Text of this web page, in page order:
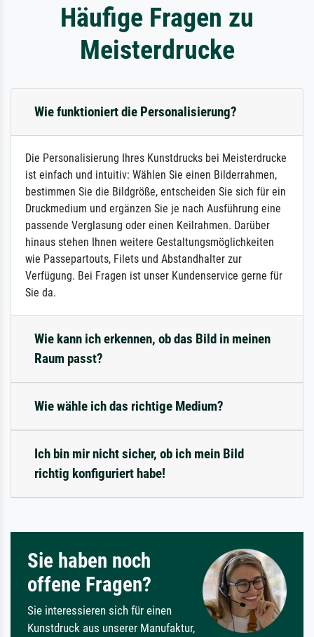
Häufige Fragen zu
Meisterdrucke
Wie funktioniert die Personalisierung?
Die Personalisierung Ihres Kunstdrucks bei Meisterdrucke
ist einfach und intuitiv: Wählen Sie einen Bilderrahmen,
bestimmen Sie die Bildgröße, entscheiden Sie sich für ein
Druckmedium und ergänzen Sie je nach Ausführung eine
passende Verglasung oder einen Keilrahmen. Darüber
hinaus stehen Ihnen weitere Gestaltungsmöglichkeiten
wie Passepartouts, Filets und Abstandhalter zur
Verfügung. Bei Fragen ist unser Kundenservice gerne für
Sie da.
Wie kann ich erkennen, ob das Bild in meinen
Raum passt?
Wie wähle ich das richtige Medium?
Ich bin mir nicht sicher, ob ich mein Bild
richtig konfiguriert habe!
Sie haben noch
offene Fragen?
Sie interessieren sich für einen
Kunstdruck aus unserer Manufaktur,